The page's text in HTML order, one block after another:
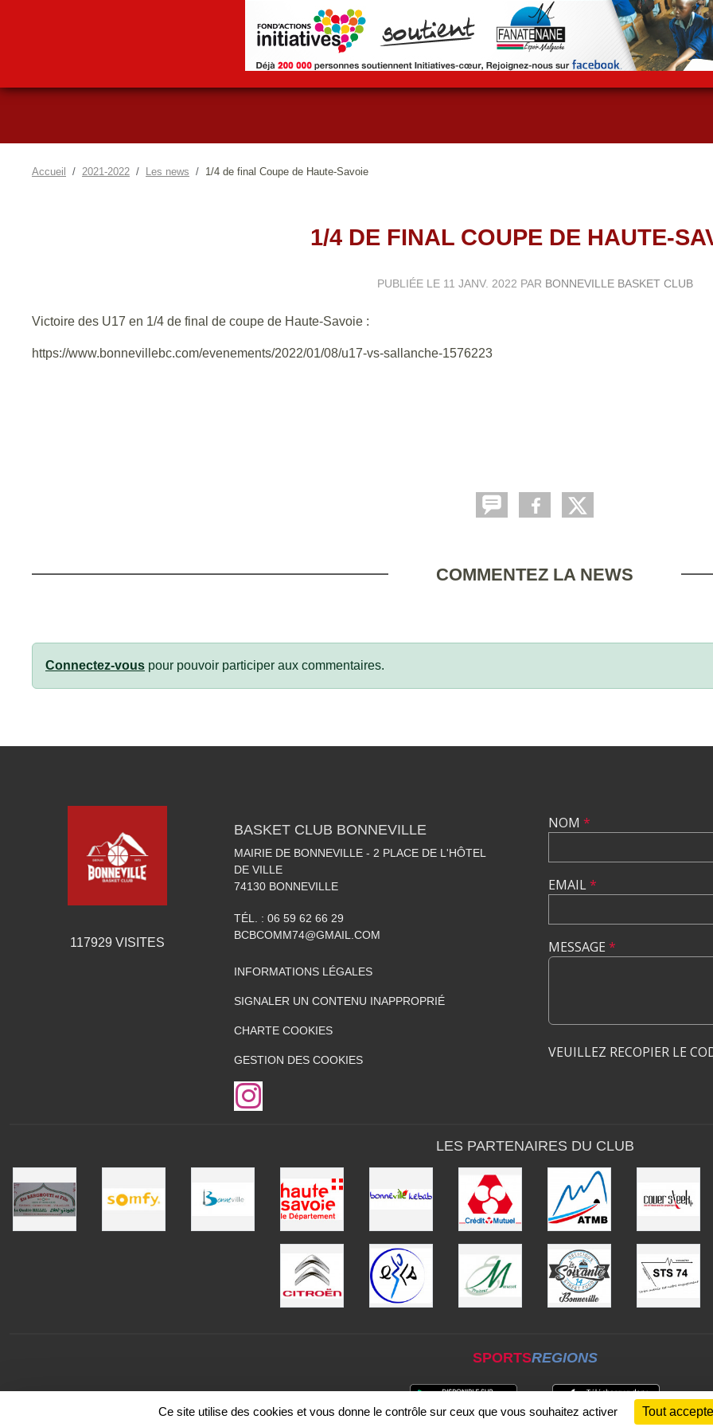
Accueil 2021-2022 Les news 1/4 de final Coupe de Haute-Savoie
1/4 DE FINAL COUPE DE HAUTE-
PUBLIÉE LE 11 JANV. 2022 PAR BONNEVILLE BASKET CLUB
Victoire des U17 en 1/4 de final de coupe de Haute-Savoie :
https://www.bonnevillebc.com/evenements/2022/01/08/u17-vs-sallanche-1576223
COMMENTEZ LA NEWS
Connectez-vous pour pouvoir participer aux commentaires.
117929 VISITES
BASKET CLUB BONNEVILLE
MAIRIE DE BONNEVILLE - 2 PLACE DE L'HÔTEL
DE VILLE
74130 BONNEVILLE
TÉL. : 06 59 62 66 29
BCBCOMM74@GMAIL.COM
INFORMATIONS LÉGALES
SIGNALER UN CONTENU INAPPROPRIÉ
CHARTE COOKIES
GESTION DES COOKIES
NOM *
EMAIL*
MESSAGE *
VEUILLEZ RECOPIER LE
LES PARTENAIRES DU CLUB
SPORTSREGIONS
Ce site utilise des cookies et vous donne le contrôle sur ceux que vous souhaitez activer Tout